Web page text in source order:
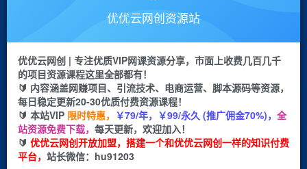
会员专属推广链接
挂机 项目
脚本卡密
APP下载
GO
首页 创业课程 会员免费 正文
许筐筺·小红书运营课，​笔记运营、规则、店铺运
营等模块讲解，学会自己独立运营小红书账号
优优云网创资源站
优优云网创 | 专注优质VIP网课资源分享，市面上收费几百几千
的项目资源课程这里全部都有！
🔰 内容涵盖网赚项目、引流技术、电商运营、脚本源码等资源，
每日稳定更新20-30优质付费资源课程！
🔰 本站VIP 限时特惠， ￥79/年，￥99/永久 (推广佣金70%)， 全
站资源免费下载， 每天更新，欢迎加入！
🔰 优优云网创开放加盟，搭建一个和优优云网创一样的知识付费
平台， 站长微信：hu91203